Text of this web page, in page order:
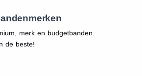
merk en budgetbanden.
de beste!